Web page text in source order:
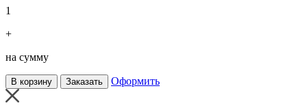
1
+
на сумму
В корзину Заказать Оформить